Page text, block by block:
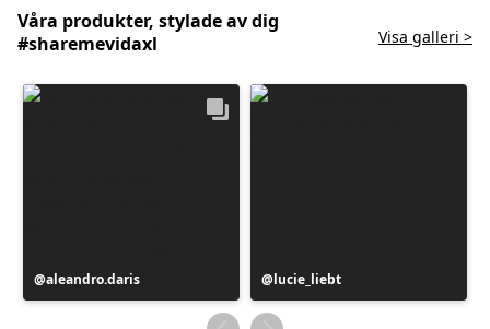
Våra produkter, stylade av dig
#sharemevidaxl
Visa galleri >
Inlägg
publicerat
aleandro.daris
Inlägg
publicerat
av
lucie_liebt